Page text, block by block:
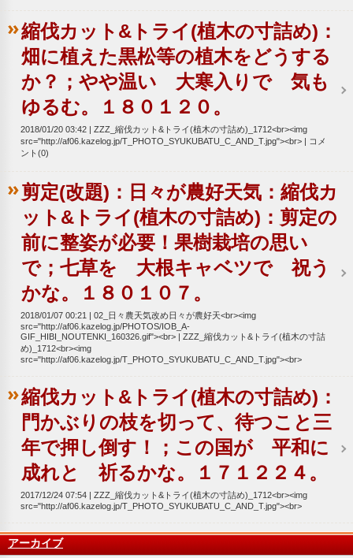
縮伐カット&トライ(植木の寸詰め)：
畑に植えた黒松等の植木をどうする
か？；やや温い 大寒入りで 気も
ゆるむ。１８０１２０。
2018/01/20 03:42
ZZZ_縮伐カット&トライ(植木の寸詰め)_1712<br><img
src="http://af06.kazelog.jp/T_PHOTO_SYUKUBATU_C_AND_T.jpg"><br>
コメ
ント(0)
剪定(改題)：日々が農好天気：縮伐カ
ット&トライ(植木の寸詰め)：剪定の
前に整姿が必要！果樹栽培の思い
で；七草を 大根キャベツで 祝う
かな。１８０１０７。
2018/01/07 00:21
02_日々農天気改め日々が農好天<br><img
src="http://af06.kazelog.jp/PHOTOS/IOB_A-
GIF_HIBI_NOUTENKI_160326.gif"><br>
ZZZ_縮伐カット&トライ(植木の寸詰
め)_1712<br><img
src="http://af06.kazelog.jp/T_PHOTO_SYUKUBATU_C_AND_T.jpg"><br>
縮伐カット&トライ(植木の寸詰め)：
門かぶりの枝を切って、待つこと三
年で押し倒す！；この国が 平和に
成れと 祈るかな。１７１２２４。
2017/12/24 07:54
ZZZ_縮伐カット&トライ(植木の寸詰め)_1712<br><img
src="http://af06.kazelog.jp/T_PHOTO_SYUKUBATU_C_AND_T.jpg"><br>
アーカイブ